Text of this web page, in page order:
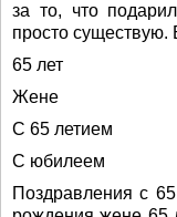
за то, что
просто существую.
65 лет
Жене
С 65 летием
С юбилеем
Поздравления с